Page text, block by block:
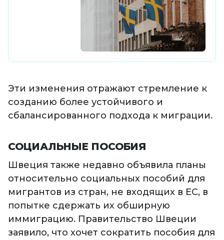
Эти изменения отражают стремление к
созданию более устойчивого и
сбалансированного подхода к миграции.
СОЦИАЛЬНЫЕ ПОСОБИЯ
Швеция также недавно объявила планы
относительно социальных пособий для
мигрантов из стран, не входящих в ЕС, в
попытке сдержать их обширную
иммиграцию. Правительство Швеции
заявило, что хочет сократить пособия для